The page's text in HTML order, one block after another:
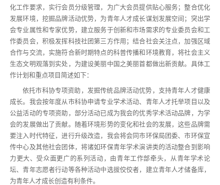
化工作要求，实行会员分级管理，为广大会员提供贴心服务；整合优化
发展环境，挖掘品牌活动优势，为青年人才成长谋划发展空间；突出学
会专业属性和专家优势，建立服务于创新和市场需求的专业委员会和工
作委员会，积极发挥科技社团第三方作用；结合社会关注点，加强区域
合作与交流，实施符合新时期特点的科普传播和环境教育，将社会主义
生态文明观落到实处，为建设美丽中国之美丽首都做出新贡献。具体工
作计划和重点项目简述如下：
依托市科协专项资助，发掘传统品牌活动优势，支持青年人才健康
成长。我会按年度从市科协申请专业学术活动、青年人才托举项目以及
公益活动的专项资助，部分活动已成为我会的优秀学术活动品牌，为学
会的发展做出了贡献。随着环境形势的变化和社会的发展，这些品牌需
要注入时代特征，进行升级改造，我会将会同市环保局团委、市环保宣
传中心及其他社会团体，将诸如环保青年学术演讲类的活动整合到影响
力更大、受众面更广的系列活动，由青年工作部牵头，从青年学术论
坛、青年志愿者行动等各种活动中选拔佼佼者，建立青年人才储备库，
为青年人才成长创造有利条件。